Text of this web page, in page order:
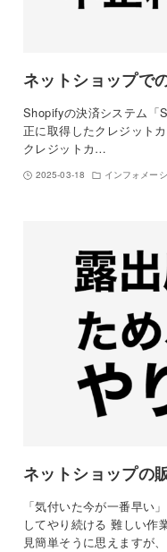
ネットショップで
Shopifyの決済システム「
正に取得したクレジット
クレジットカ…
2025-03-18 インフォメー
ネットショップの
「気付いた今が一番早い
してやり続ける 難しい作
見簡単そうに思えますが